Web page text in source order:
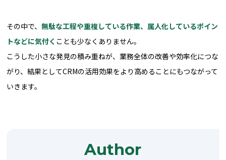
その中で、無駄な工程や重複している作業、属人化しているポイン
トなどに気付く ことも少なくありません。
こうした小さな発見の積み重ねが、業務全体の改善や効率化につな
がり、結果としてCRMの活用効果をより高めることにもつながって
いきます。
Author